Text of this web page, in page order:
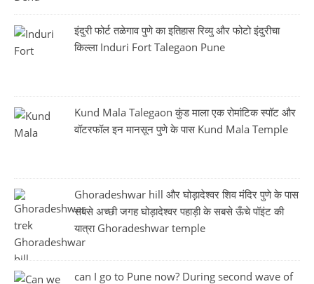
इंदुरी फोर्ट तळेगाव पुणे का इतिहास रिव्यु और फोटो इंदुरीचा
किल्ला Induri Fort Talegaon Pune
Kund Mala Talegaon कुंड माला एक रोमांटिक स्पॉट और
वॉटरफॉल इन मानसून पुणे के पास Kund Mala Temple
Ghoradeshwar hill और घोड़ादेश्वर शिव मंदिर पुणे के पास
सबसे अच्छी जगह घोड़ादेश्वर पहाड़ी के सबसे ऊँचे पॉइंट की
यात्रा Ghoradeshwar temple
can I go to Pune now? During second wave of